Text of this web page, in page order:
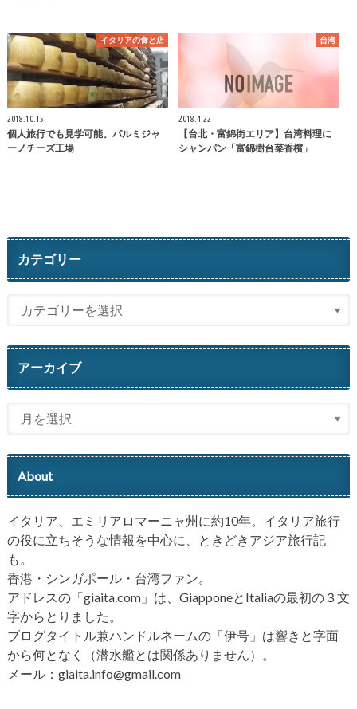
イタリアの食と店
2018.10.15
個人旅行でも見学可能。パルミジャ
ーノチーズ工場
台湾
2018.4.22
【台北・富錦街エリア】台湾料理に
シャンパン「富錦樹台菜香檳」
カテゴリー
アーカイブ
About
イタリア、エミリアロマーニャ州に約10年。イタリア旅行
の役に立ちそうな情報を中心に、ときどきアジア旅行記
も。
香港・シンガポール・台湾ファン。
アドレスの「giaita.com」は、GiapponeとItaliaの最初の３文
字からとりました。
ブログタイトル兼ハンドルネームの「伊号」は響きと字面
から何となく（潜水艦とは関係ありません）。
メール：giaita.info@gmail.com